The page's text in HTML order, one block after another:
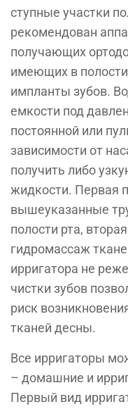
ступные участки
рекомендован
получающих
имеющих в
импланты зубов.
емкости под
постоянной или
зависимости от
получить либо
жидко­сти. Первая
вышеуказанные
полости рта,
гидромассаж
ирри­гатора не
чистки зубов
риск
тканей десны.
Все ирригаторы
– домашние и
Первый вид